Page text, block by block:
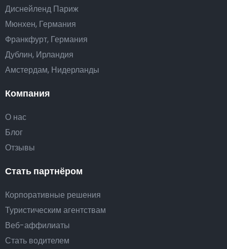
Компания
О нас
Блог
Отзывы
Стать партнёром
Корпоративные решения
Туристическим агентствам
Веб-аффилиаты
Стать водителем
Диснейленд Париж
Мюнхен, Германия
Франкфурт, Германия
Дублин, Ирландия
Амстердам, Нидерланды